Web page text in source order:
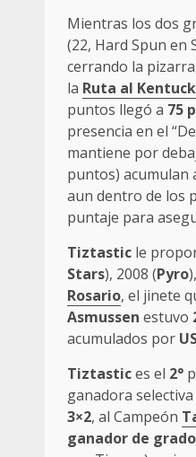
Mientras los dos
(22, Hard Spun en
cerrando la
la Ruta al
puntos llegó a 75
presencia en el
mantiene por
puntos) acumulan
aun dentro de los
puntaje para
Tiztastic le
Stars), 2008 (Pyro
Rosario, el jinete
Asmussen estuvo
acumulados por
Tiztastices el 2°
ganadora selectiva
3×2, al Campeón
ganador de grado